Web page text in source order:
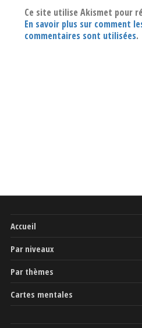
Ce site utilise Akismet pour
En savoir plus sur comment
commentaires sont utilisées.
Accueil
Par niveaux
Par thèmes
Cartes mentales